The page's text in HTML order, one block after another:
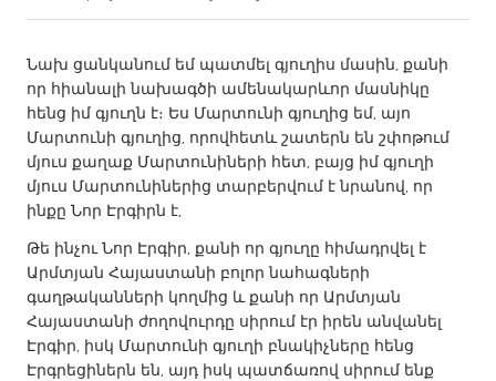
Amherstburg
Kingston
Kitchener-Waterloo
New Glasgow
Newmarket
Ottawa
South Shore
Toronto
MALAYSIA
Kuala Lumpur
NETHERLANDS
Նախ ցանկանում եմ պատմել գյուղիս մասին, քանի
որ հիանալի նախագծի ամենակարևոր մասնիկը
հենց իմ գյուղն է։ Ես Մարտունի գյուղից եմ, այո
Մարտունի գյուղից, որովհետև շատերն են շփոթում
մյուս քաղաք Մարտունիների հետ, բայց իմ գյուղի
մյուս Մարտունիներից տարբերվում է նրանով, որ
ինքը Նոր Էրգիրն է,
Թե ինչու Նոր Էրգիր, քանի որ գյուղը հիմադրվել է
Արմտյան Հայաստանի բոլոր նահագների
գաղթականների կողմից և քանի որ Արմտյան
Հայաստանի ժողովուրդը սիրում էր իրեն անվանել
Էրգիր, իսկ Մարտունի գյուղի բնակիչները հենց
Էրգրեցիներն են, այդ իսկ պատճառով սիրում ենք